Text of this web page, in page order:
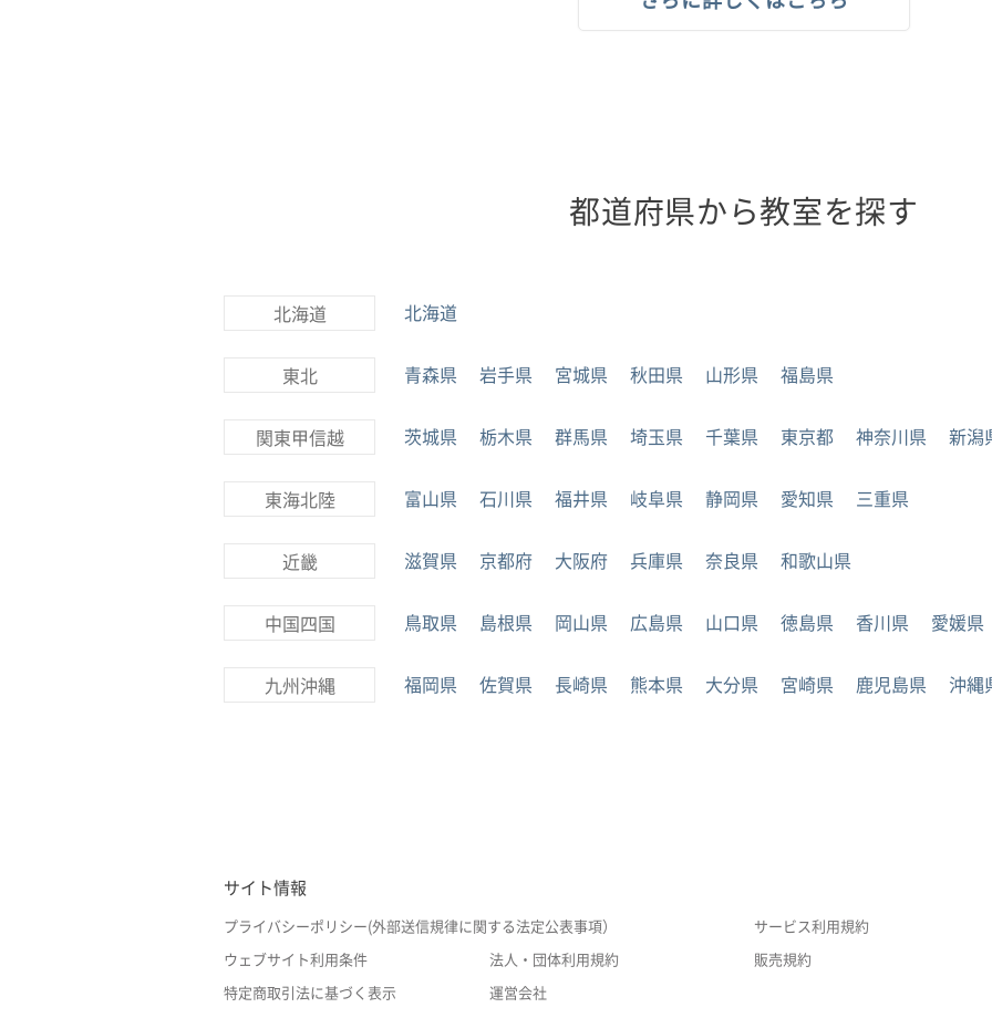
都道府県から教室を探す
北海道 北海道
東北 青森県 岩手県 宮城県 秋田県 山形県 福島県
関東甲信越 茨城県 栃木県 群馬県 埼玉県 千葉県 東京都 神奈川県 新潟
東海北陸 富山県 石川県 福井県 岐阜県 静岡県 愛知県 三重県
近畿 滋賀県 京都府 大阪府 兵庫県 奈良県 和歌山県
中国四国 鳥取県 島根県 岡山県 広島県 山口県 徳島県 香川県 愛媛県
九州沖縄 福岡県 佐賀県 長崎県 熊本県 大分県 宮崎県 鹿児島県 沖縄
サイト情報
プライバシーポリシー(外部送信規律に関する法定公表事項） サービス利用規約
ウェブサイト利用条件 法人・団体利用規約 販売規約
特定商取引法に基づく表示 運営会社